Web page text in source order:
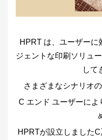
HPRT は、ユーザーに
ジェントな印刷ソリュ
して
さまざまなシナリオ
C エンド ユーザーによ
HPRTが設立しましたC